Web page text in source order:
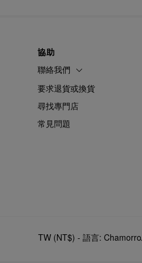
協助
聯絡我們
要求退貨或換貨
尋找專門店
常見問題
TW (NT$) - 語言: Chamorro